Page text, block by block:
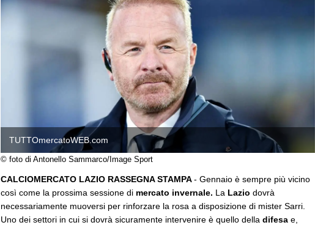
TUTTOmercatoWEB.com
© foto di Antonello Sammarco/Image Sport
CALCIOMERCATO LAZIO RASSEGNA STAMPA- Gennaio è sempre più vicino
così come la prossima sessione di mercato invernale. La Lazio dovrà
necessariamente muoversi per rinforzare la rosa a disposizione di mister Sarri.
Uno dei settori in cui si dovrà sicuramente intervenire è quello della difesa e,